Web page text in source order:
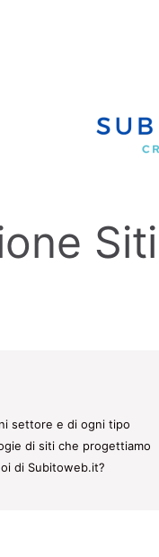
settore e di ogni tipo
di siti che progettiamo
di Subitoweb.it?